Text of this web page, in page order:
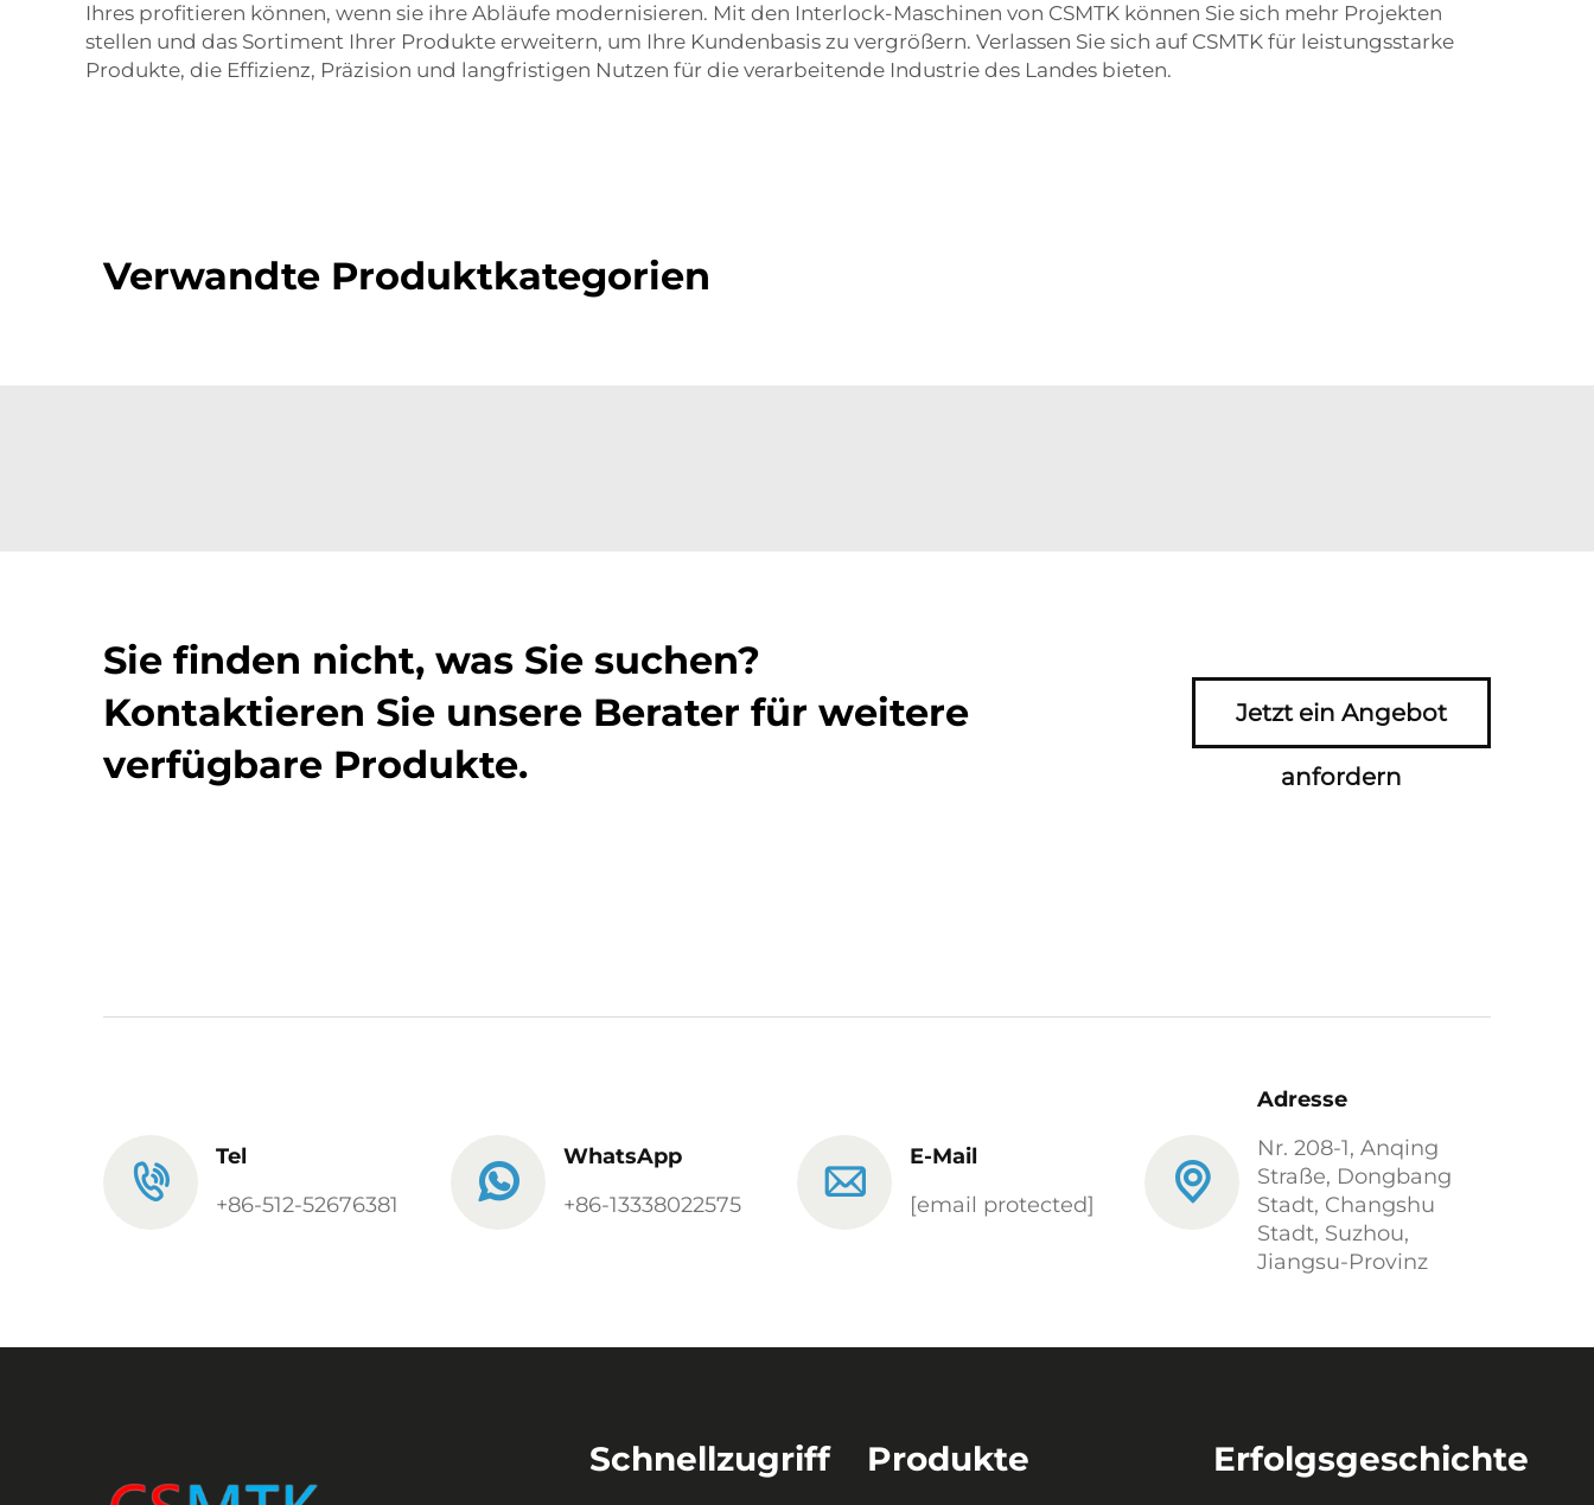
Ihres profitieren können, wenn sie ihre Abläufe modernisieren. Mit den Interlock-Maschinen von CSMTK können Sie sich mehr Projekten
stellen und das Sortiment Ihrer Produkte erweitern, um Ihre Kundenbasis zu vergrößern. Verlassen Sie sich auf CSMTK für leistungsstarke
Produkte, die Effizienz, Präzision und langfristigen Nutzen für die verarbeitende Industrie des Landes bieten.
Verwandte Produktkategorien
Sie finden nicht, was Sie suchen?
Kontaktieren Sie unsere Berater für weitere
verfügbare Produkte.
Jetzt ein Angebot
anfordern
Tel
+86-512-52676381
WhatsApp
+86-13338022575
E-Mail
[email protected]
Adresse
Nr. 208-1, Anqing
Straße, Dongbang
Stadt, Changshu
Stadt, Suzhou,
Jiangsu-Provinz
Schnellzugriff Produkte Erfolgsgeschichte